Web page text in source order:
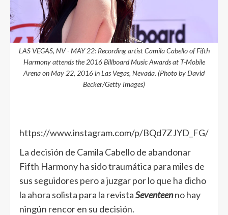
LAS VEGAS, NV - MAY 22: Recording artist Camila Cabello of Fifth
Harmony attends the 2016 Billboard Music Awards at T-Mobile
Arena on May 22, 2016 in Las Vegas, Nevada. (Photo by David
Becker/Getty Images)
https://www.instagram.com/p/BQd7ZJYD_FG/
La decisión de Camila Cabello de abandonar
Fifth Harmony ha sido traumática para miles de
sus seguidores pero a juzgar por lo que ha dicho
la ahora solista para la revistaSeventeenno hay
ningún rencor en su decisión.